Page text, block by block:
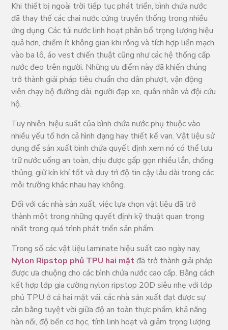
Khi thiết bị ngoài trời tiếp tục phát triển, bình chứa nước
đã thay thế các chai nước cứng truyền thống trong nhiều
ứng dụng. Các túi nước linh hoạt phân bổ trọng lượng hiệu
quả hơn, chiếm ít không gian khi rỗng và tích hợp liền mạch
vào ba lô, áo vest chiến thuật cũng như các hệ thống cấp
nước đeo trên người. Những ưu điểm này đã khiến chúng
trở thành giải pháp tiêu chuẩn cho dân phượt, vận động
viên chạy bộ đường dài, người đạp xe, quân nhân và đội cứu
hộ.
Tuy nhiên, hiệu suất của bình chứa nước phụ thuộc vào
nhiều yếu tố hơn cả hình dạng hay thiết kế van. Vật liệu sử
dụng để sản xuất bình chứa quyết định xem nó có thể lưu
trữ nước uống an toàn, chịu được gấp gọn nhiều lần, chống
thủng, giữ kín khí tốt và duy trì độ tin cậy lâu dài trong các
môi trường khác nhau hay không.
Đối với các nhà sản xuất, việc lựa chọn vật liệu đã trở
thành một trong những quyết định kỹ thuật quan trọng
nhất trong quá trình phát triển sản phẩm.
Trong số các vật liệu laminate hiệu suất cao ngày nay,
Nylon Ripstop phủ TPU hai mặtđã trở thành giải pháp
được ưa chuộng cho các bình chứa nước cao cấp. Bằng cách
kết hợp lớp gia cường nylon ripstop 20D siêu nhẹ với lớp
phủ TPU ở cả hai mặt vải, các nhà sản xuất đạt được sự
cân bằng tuyệt vời giữa độ an toàn thực phẩm, khả năng
hàn nối, độ bền cơ học, tính linh hoạt và giảm trọng lượng.